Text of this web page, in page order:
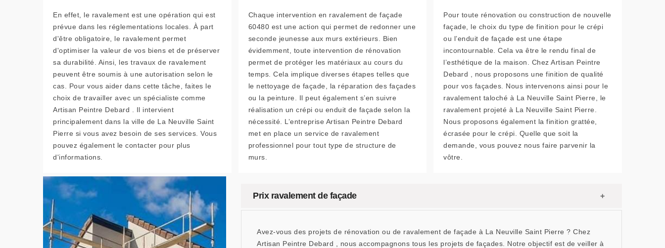
En effet, le ravalement est une opération qui est
prévue dans les réglementations locales. À part
d'être obligatoire, le ravalement permet
d'optimiser la valeur de vos biens et de préserver
sa durabilité. Ainsi, les travaux de ravalement
peuvent être soumis à une autorisation selon le
cas. Pour vous aider dans cette tâche, faites le
choix de travailler avec un spécialiste comme
Artisan Peintre Debard . Il intervient
principalement dans la ville de La Neuville Saint
Pierre si vous avez besoin de ses services. Vous
pouvez également le contacter pour plus
d'informations.
Chaque intervention en ravalement de façade
60480 est une action qui permet de redonner une
seconde jeunesse aux murs extérieurs. Bien
évidemment, toute intervention de rénovation
permet de protéger les matériaux au cours du
temps. Cela implique diverses étapes telles que
le nettoyage de façade, la réparation des façades
ou la peinture. Il peut également s’en suivre
réalisation un crépi ou enduit de façade selon la
nécessité. L’entreprise Artisan Peintre Debard
met en place un service de ravalement
professionnel pour tout type de structure de
murs.
Pour toute rénovation ou construction de nouvelle
façade, le choix du type de finition pour le crépi
ou l’enduit de façade est une étape
incontournable. Cela va être le rendu final de
l’esthétique de la maison. Chez Artisan Peintre
Debard , nous proposons une finition de qualité
pour vos façades. Nous intervenons ainsi pour le
ravalement taloché à La Neuville Saint Pierre, le
ravalement projeté à La Neuville Saint Pierre.
Nous proposons également la finition grattée,
écrasée pour le crépi. Quelle que soit la
demande, vous pouvez nous faire parvenir la
vôtre.
Prix ravalement de façade
Avez-vous des projets de rénovation ou de ravalement de façade à La Neuville Saint Pierre ? Chez
Artisan Peintre Debard , nous accompagnons tous les projets de façades. Notre objectif est de veiller à